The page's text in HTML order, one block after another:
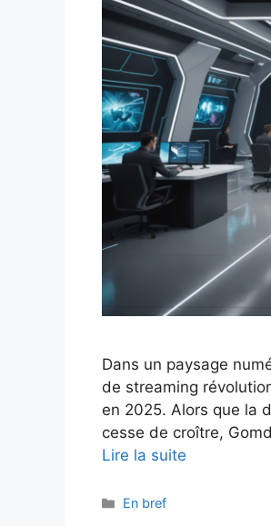
Dans un paysage
de streaming
en 2025. Alors que la
cesse de croître,
Lire la suite
Catégories
En bref